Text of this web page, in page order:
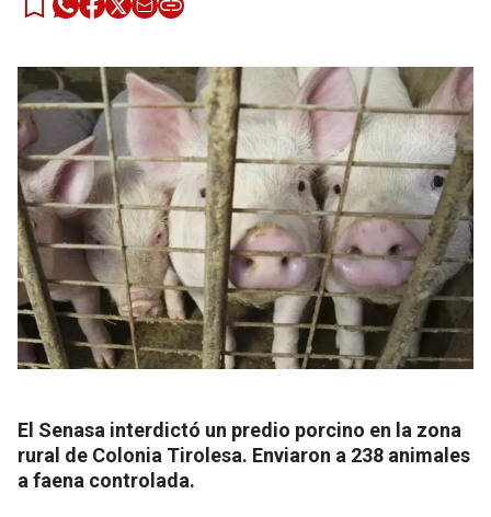
El Senasa interdictó un predio porcino en la zona
rural de Colonia Tirolesa. Enviaron a 238 animales
a faena controlada.